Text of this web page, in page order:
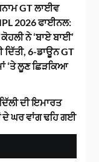
GT ਲਾਈਵ
2026 ਫਾਈਨਲ:
ਨੇ ‘ਬਾਏ ਬਾਈ’
ਦਿੱਤੀ, 6-ਡਾਊਨ GT
‘ਤੇ ਲੂਣ ਛਿੜਕਿਆ
ਦੀ ਇਮਾਰਤ
ਘਰ ਵਾਂਗ ਢਹਿ ਗਈ